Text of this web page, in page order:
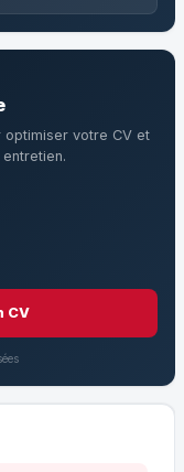
optimiser votre CV et
CV